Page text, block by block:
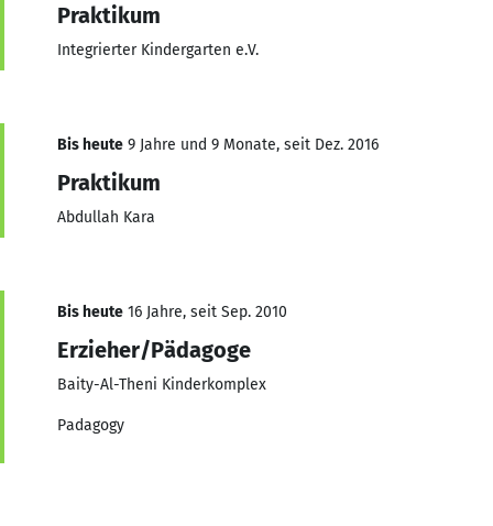
Praktikum
Integrierter Kindergarten e.V.
Bis heute 9 Jahre und 9 Monate, seit Dez. 2016
Praktikum
Abdullah Kara
Bis heute 16 Jahre, seit Sep. 2010
Erzieher/Pädagoge
Baity-Al-Theni Kinderkomplex
Padagogy